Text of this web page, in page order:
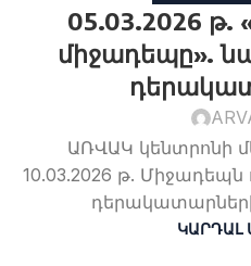
05.03.2026
միջադեպը».
ԱՌՎԱԿ կենտրոնի
10.03.2026 թ.
ԿԱՐԴԱԼ